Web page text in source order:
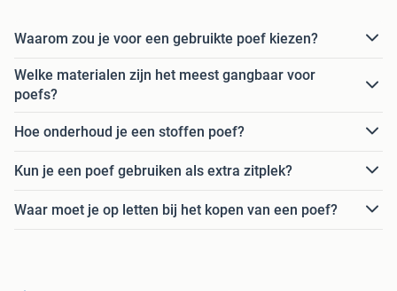
Waarom zou je voor een gebruikte poef kiezen?
Welke materialen zijn het meest gangbaar voor
poefs?
Hoe onderhoud je een stoffen poef?
Kun je een poef gebruiken als extra zitplek?
Waar moet je op letten bij het kopen van een poef?